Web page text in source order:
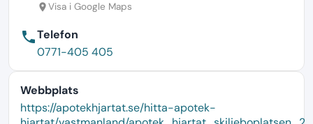
location_onVisa i Google Maps
phoneTelefon
0771-405 405
language
Webbplats
https://apotekhjartat.se/hitta-apotek-